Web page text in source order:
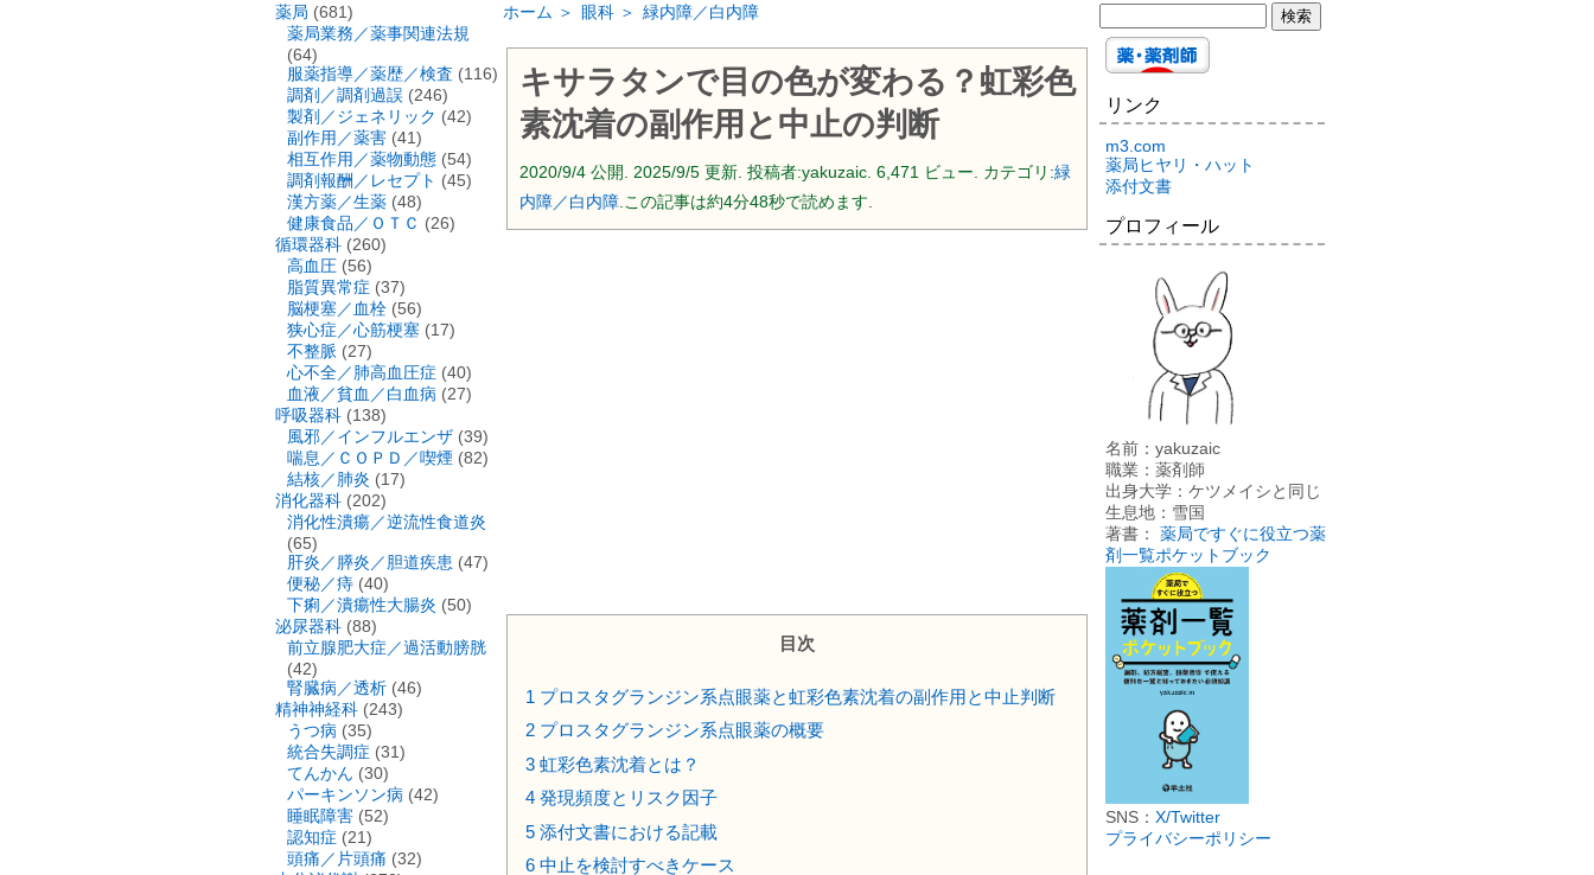
ホーム ＞ 眼科 ＞ 緑内障／白内障
キサラタンで目の色が変わる？虹彩色
素沈着の副作用と中止の判断
2020/9/4 公開. 2025/9/5 更新. 投稿者:yakuzaic. 6,471 ビュー. カテゴリ:緑
内障／白内障 .この記事は約4分48秒で読めます.
目次
1 プロスタグランジン系点眼薬と虹彩色素沈着の副作用と中止判断
2 プロスタグランジン系点眼薬の概要
3 虹彩色素沈着とは？
4 発現頻度とリスク因子
5 添付文書における記載
6 中止を検討すべきケース
薬局 (681)
薬局業務／薬事関連法規
(64)
服薬指導／薬歴／検査 (116)
調剤／調剤過誤 (246)
製剤／ジェネリック (42)
副作用／薬害 (41)
相互作用／薬物動態 (54)
調剤報酬／レセプト (45)
漢方薬／生薬 (48)
健康食品／ＯＴＣ (26)
循環器科 (260)
高血圧 (56)
脂質異常症 (37)
脳梗塞／血栓 (56)
狭心症／心筋梗塞 (17)
不整脈 (27)
心不全／肺高血圧症 (40)
血液／貧血／白血病 (27)
呼吸器科 (138)
風邪／インフルエンザ (39)
喘息／ＣＯＰＤ／喫煙 (82)
結核／肺炎 (17)
消化器科 (202)
消化性潰瘍／逆流性食道炎
(65)
肝炎／膵炎／胆道疾患 (47)
便秘／痔 (40)
下痢／潰瘍性大腸炎 (50)
泌尿器科 (88)
前立腺肥大症／過活動膀胱
(42)
腎臓病／透析 (46)
精神神経科 (243)
うつ病 (35)
統合失調症 (31)
てんかん (30)
パーキンソン病 (42)
睡眠障害 (52)
認知症 (21)
頭痛／片頭痛 (32)
リンク
m3.com
薬局ヒヤリ・ハット
添付文書
プロフィール
名前：yakuzaic
職業：薬剤師
出身大学：ケツメイシと同じ
生息地：雪国
著書： 薬局ですぐに役立つ薬
剤一覧ポケットブック
SNS： X/Twitter
プライバシーポリシー